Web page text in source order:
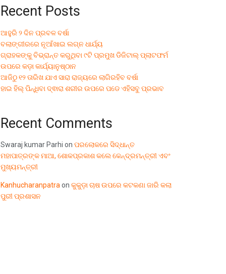
Recent Posts
ଆହୁରି ୨ ଦିନ ପ୍ରବଳ ବର୍ଷା
ବଲାଙ୍ଗୀରରେ ନୂଆଁଖାଇ ଲଗ୍ନ ଧାର୍ଯ୍ୟ
ଗ୍ରାହକଙ୍କୁ ବିଭ୍ରାନ୍ତ କରୁଥିବା ୯ଟି ପ୍ରମୁଖ ଡିଜିଟାଲ୍ ପ୍ଲାଟଫର୍ମ
ଉପରେ କଡ଼ା କାର୍ଯ୍ୟାନୁଷ୍ଠାନ
ଆଜିଠୁ ୧୨ ତାରିଖ ଯାଏ ସାରା ରାଜ୍ୟରେ ଲାଗିରହିବ ବର୍ଷା
ହାଇ ହିଲ୍ ପିନ୍ଧିବା ଦ୍ଵାରା ଶରୀର ଉପରେ ପଡେ ଏହିସବୁ ପ୍ରଭାବ
Recent Comments
Swaraj kumar Parhi on ପରଲୋକରେ ସିଦ୍ଧାନ୍ତ
ମହାପାତ୍ରଙ୍କ ମାଆ, ଶୋକପ୍ରକାଶ କଲେ କେନ୍ଦ୍ରମନ୍ତ୍ରୀ ଏବଂ
ମୁଖ୍ୟମନ୍ତ୍ରୀ
Kanhucharanpatraon କୁକୁଡ଼ା ଚାଷ ଉପରେ କଟକଣା ଜାରି କଲା
ପୁରୀ ପ୍ରଶାସନ